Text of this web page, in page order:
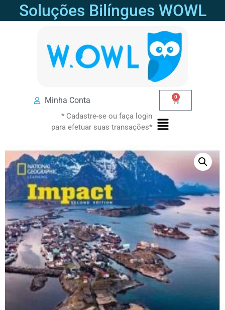
Soluções Bilíngues WOWL
Minha Conta 0
* Cadastre-se ou faça login
para efetuar suas transações*